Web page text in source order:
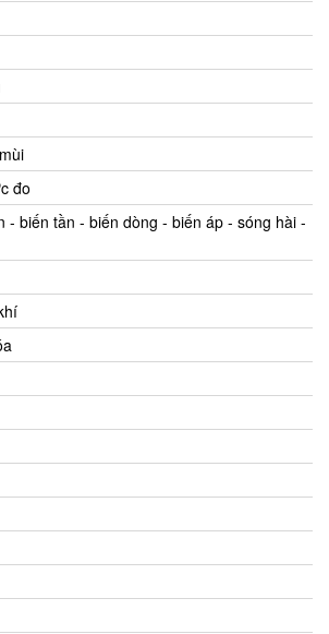
đo
- biến tần - biến dòng - biến áp - sóng hài -